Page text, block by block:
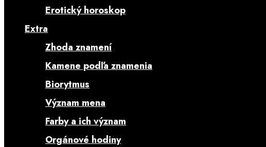
Erotický horoskop
Extra
Zhoda znamení
Kamene podľa znamenia
Biorytmus
Význam mena
Farby a ich význam
Orgánové hodiny